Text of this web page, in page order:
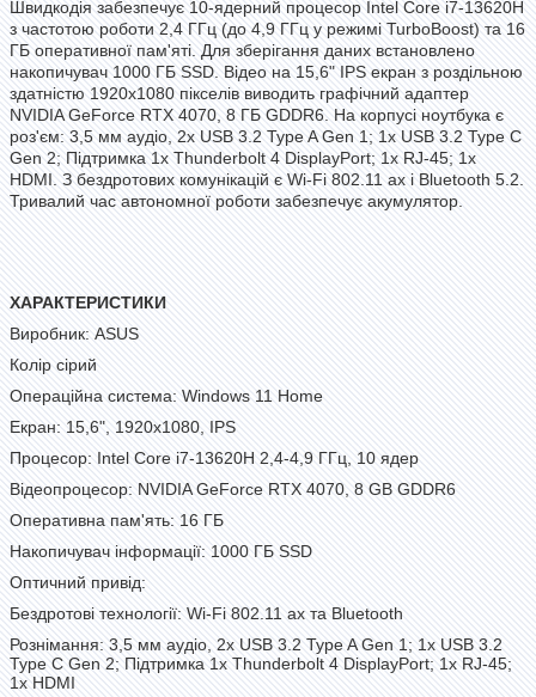
Швидкодія забезпечує 10-ядерний процесор Intel Core i7-13620H
з частотою роботи 2,4 ГГц (до 4,9 ГГц у режимі TurboBoost) та 16
ГБ оперативної пам'яті. Для зберігання даних встановлено
накопичувач 1000 ГБ SSD. Відео на 15,6" IPS екран з роздільною
здатністю 1920x1080 пікселів виводить графічний адаптер
NVIDIA GeForce RTX 4070, 8 ГБ GDDR6. На корпусі ноутбука є
роз'єм: 3,5 мм аудіо, 2x USB 3.2 Type A Gen 1; 1x USB 3.2 Type C
Gen 2; Підтримка 1x Thunderbolt 4 DisplayPort; 1x RJ-45; 1x
HDMI. З бездротових комунікацій є Wi-Fi 802.11 ах і Bluetooth 5.2.
Тривалий час автономної роботи забезпечує акумулятор.
ХАРАКТЕРИСТИКИ
Виробник: ASUS
Колір сірий
Операційна система: Windows 11 Home
Екран: 15,6", 1920x1080, IPS
Процесор: Intel Core i7-13620H 2,4-4,9 ГГц, 10 ядер
Відеопроцесор: NVIDIA GeForce RTX 4070, 8 GB GDDR6
Оперативна пам'ять: 16 ГБ
Накопичувач інформації: 1000 ГБ SSD
Оптичний привід:
Бездротові технології: Wi-Fi 802.11 ах та Bluetooth
Рознімання: 3,5 мм аудіо, 2x USB 3.2 Type A Gen 1; 1x USB 3.2
Type C Gen 2; Підтримка 1x Thunderbolt 4 DisplayPort; 1x RJ-45;
1x HDMI